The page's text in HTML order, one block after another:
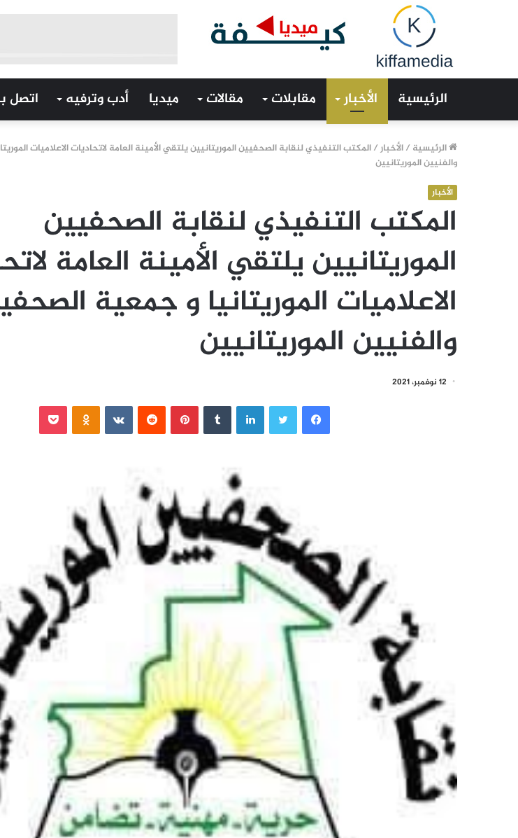
الرئيسية الأخبار مقابلات مقالات ميديا أدب وترفيه اتصل
الرئيسية /الأخبار/المكتب التنفيذي لنقابة الصحفيين الموريتانيين يلتقي الأمينة العامة لاتحاديات الاعلاميات
والفنيين الموريتانيين
الأخبار
المكتب التنفيذي لنقابة الصحفيين
الموريتانيين يلتقي الأمينة العامة
الاعلاميات الموريتانيا و جمعية
والفنيين الموريتانيين
12 نوفمبر، 2021
فيسبوك لينكدإن بينتيريست